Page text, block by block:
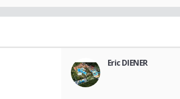
Eric DIENER